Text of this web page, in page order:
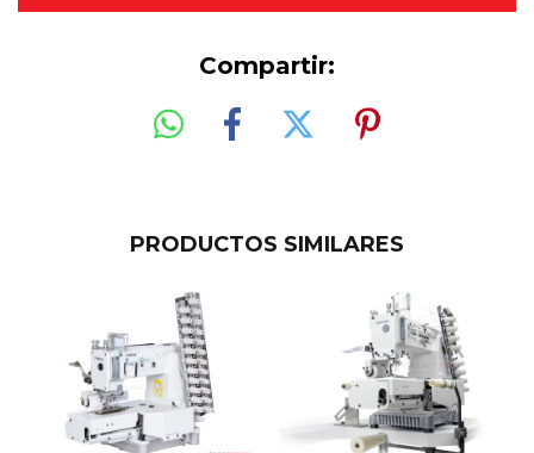
Compartir:
PRODUCTOS SIMILARES